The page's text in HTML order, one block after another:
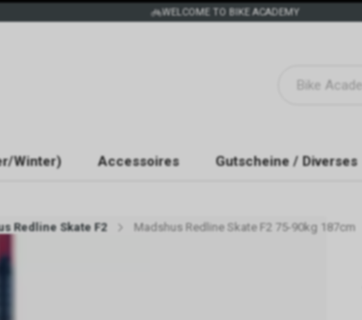
WELCOME TO BIKE ACADEMY
Winter) Accessoires Gutscheine / Diverses
Redline Skate F2 Madshus Redline Skate F2 75-90kg 187cm